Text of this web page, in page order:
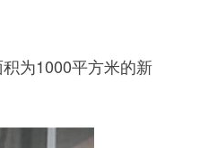
为1000平方米的新